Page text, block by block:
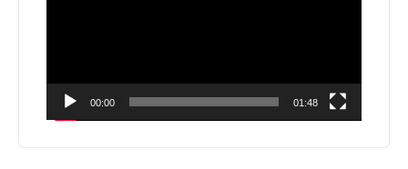
00:00 01:48